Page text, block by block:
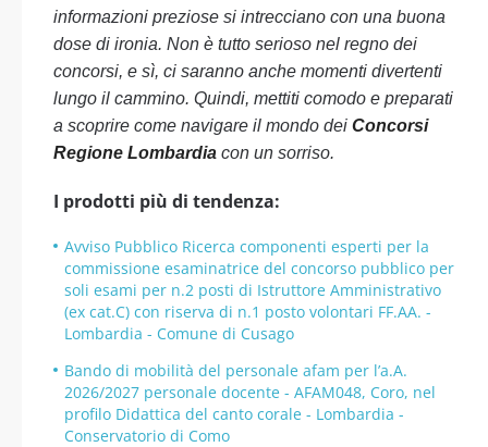
informazioni preziose si intrecciano con una buona
dose di ironia. Non è tutto serioso nel regno dei
concorsi, e sì, ci saranno anche momenti divertenti
lungo il cammino. Quindi, mettiti comodo e preparati
a scoprire come navigare il mondo dei Concorsi
Regione Lombardia con un sorriso.
I prodotti più di tendenza:
Avviso Pubblico Ricerca componenti esperti per la
commissione esaminatrice del concorso pubblico per
soli esami per n.2 posti di Istruttore Amministrativo
(ex cat.C) con riserva di n.1 posto volontari FF.AA. -
Lombardia - Comune di Cusago
Bando di mobilità del personale afam per l’a.A.
2026/2027 personale docente - AFAM048, Coro, nel
profilo Didattica del canto corale - Lombardia -
Conservatorio di Como